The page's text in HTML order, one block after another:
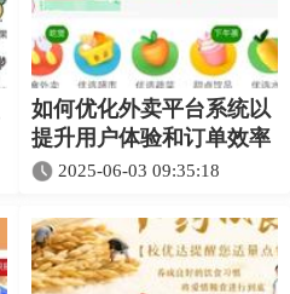
如何优化外卖平台系统以
提升用户体验和订单效率
2025-06-03 09:35:18